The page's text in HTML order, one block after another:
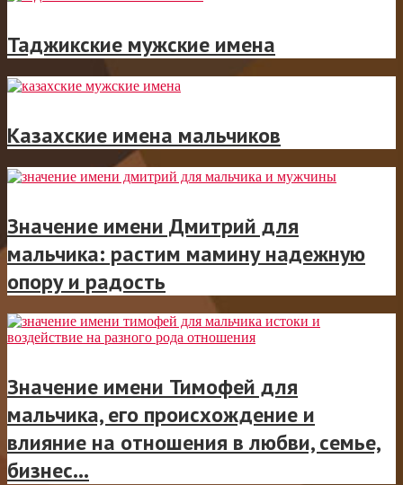
Таджикские мужские имена
Казахские имена мальчиков
Значение имени Дмитрий для
мальчика: растим мамину надежную
опору и радость
Значение имени Тимофей для
мальчика, его происхождение и
влияние на отношения в любви, семье,
бизнес...